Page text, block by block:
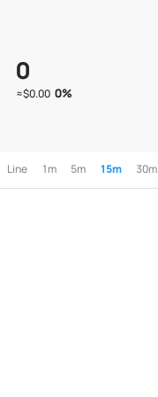
0
≈$0.00 0%
Line 1m 5m 15m 30m